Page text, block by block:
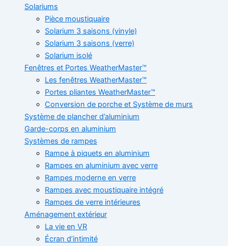
Solariums
Pièce moustiquaire
Solarium 3 saisons (vinyle)
Solarium 3 saisons (verre)
Solarium isolé
Fenêtres et Portes WeatherMaster™
Les fenêtres WeatherMaster™
Portes pliantes WeatherMaster™
Conversion de porche et Système de murs
Système de plancher d’aluminium
Garde-corps en aluminium
Systèmes de rampes
Rampe à piquets en aluminium
Rampes en aluminium avec verre
Rampes moderne en verre
Rampes avec moustiquaire intégré
Rampes de verre intérieures
Aménagement extérieur
La vie en VR
Écran d’intimité